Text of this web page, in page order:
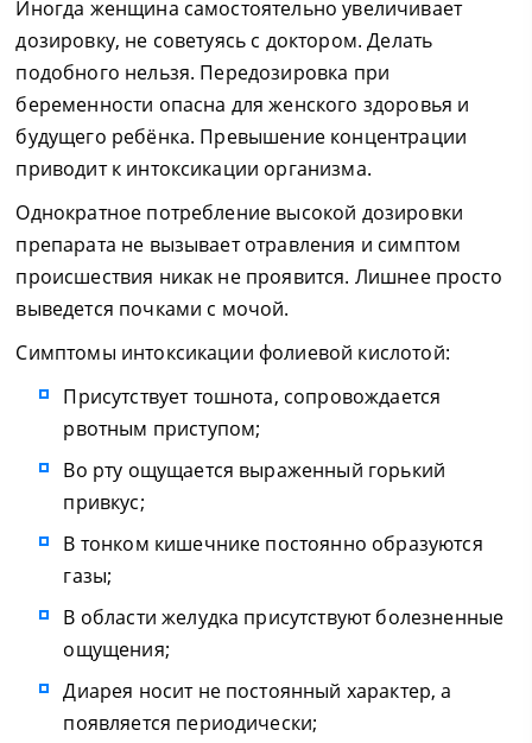
Иногда женщина самостоятельно увеличивает
дозировку, не советуясь с доктором. Делать
подобного нельзя. Передозировка при
беременности опасна для женского здоровья и
будущего ребёнка. Превышение концентрации
приводит к интоксикации организма.
Однократное потребление высокой дозировки
препарата не вызывает отравления и симптом
происшествия никак не проявится. Лишнее просто
выведется почками с мочой.
Симптомы интоксикации фолиевой кислотой:
Присутствует тошнота, сопровождается
рвотным приступом;
Во рту ощущается выраженный горький
привкус;
В тонком кишечнике постоянно образуются
газы;
В области желудка присутствуют болезненные
ощущения;
Диарея носит не постоянный характер, а
появляется периодически;